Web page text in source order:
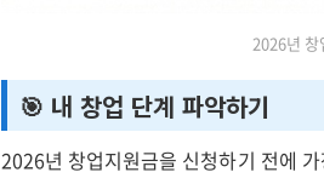
2026년 창
🎯 내 창업 단계 파악하기
2026년 창업지원금을 신청하기 전에